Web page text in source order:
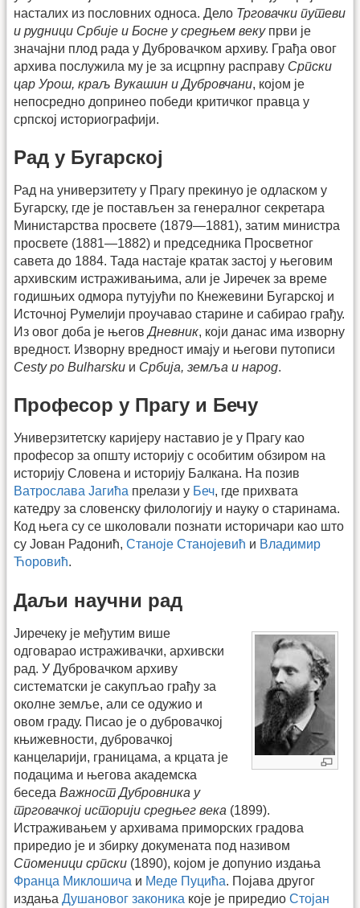
насталих из пословних односа. Дело Трговачки путеви
и рудници Србије и Босне у средњем векупрви је
значајни плод рада у Дубровачком архиву. Грађа овог
архива послужила му је за исцрпну расправу Српски
цар Урош, краљ Вукашин и Дубровчани, којом је
непосредно допринео победи критичког правца у
српској историографији.
Рад у Бугарској
Рад на универзитету у Прагу прекинуо је одласком у
Бугарску, где је постављен за генералног секретара
Министарства просвете (1879—1881), затим министра
просвете (1881—1882) и председника Просветног
савета до 1884. Тада настаје кратак застој у његовим
архивским истраживањима, али је Јиречек за време
годишњих одмора путујући по Кнежевини Бугарској и
Источној Румелији проучавао старине и сабирао грађу.
Из овог доба је његовДневник, који данас има изворну
вредност. Изворну вредност имају и његови путописи
Cesty po Bulharsku и Србија, земља и народ.
Професор у Прагу и Бечу
Универзитетску каријеру наставио је у Прагу као
професор за општу историју с особитим обзиром на
историју Словена и историју Балкана. На позив
Ватрослава Јагића прелази у Беч, где прихвата
катедру за словенску филологију и науку о старинама.
Код њега су се школовали познати историчари као што
су Јован Радонић, Станоје Станојевић и Владимир
Ћоровић.
Даљи научни рад
Јиречеку је међутим више
одговарао истраживачки, архивски
рад. У Дубровачком архиву
систематски је сакупљао грађу за
околне земље, али се одужио и
овом граду. Писао је о дубровачкој
књижевности, дубровачкој
канцеларији, границама, а крцата је
подацима и његова академска
беседа Важност Дубровника у
трговачкој историји средњег века (1899).
Истраживањем у архивама приморских градова
приредио је и збирку докумената под називом
Споменици српски (1890), којом је допунио издања
Франца Миклошича и Меде Пуцића. Појава другог
издања Душановог законика које је приредио Стојан